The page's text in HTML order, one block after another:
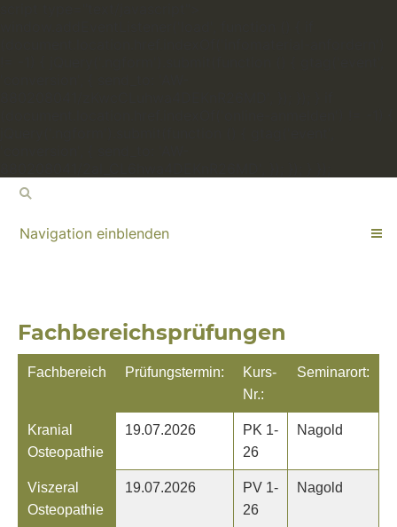
Navigation einblenden
Fachbereichsprüfungen
Fachbereich Prüfungstermin:
Kurs-
Nr.:
Seminarort:
Kranial
Osteopathie
19.07.2026
PK 1-
26
Nagold
Viszeral
Osteopathie
19.07.2026
PV 1-
26
Nagold